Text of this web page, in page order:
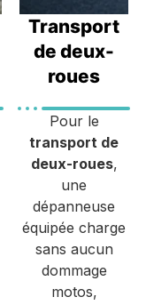
Transport
de deux-
roues
Pour le
transport de
deux-roues,
une
dépanneuse
équipée charge
sans aucun
dommage
motos,